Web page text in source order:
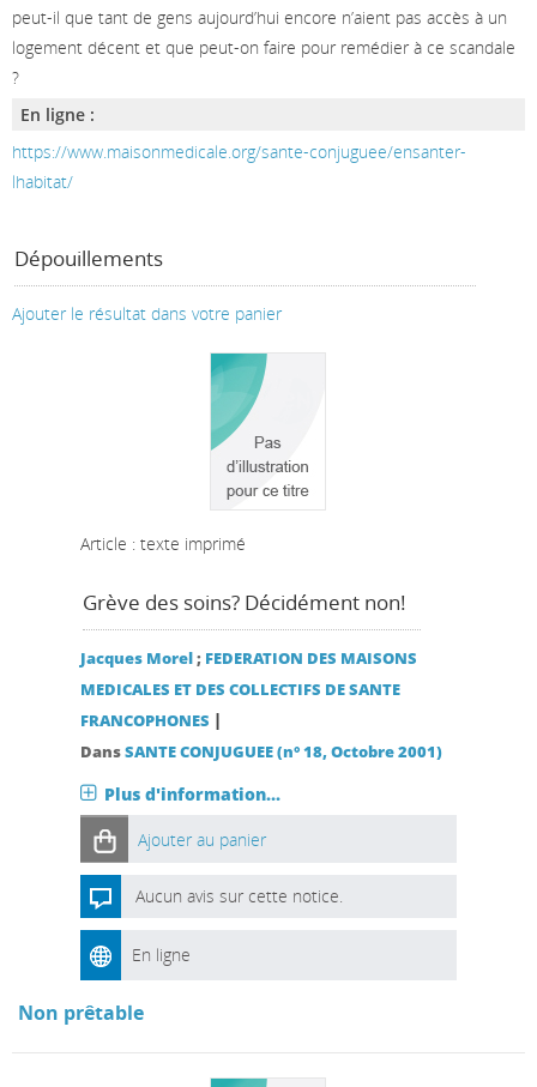
peut-il que tant de gens aujourd’hui encore n’aient pas accès à un
logement décent et que peut-on faire pour remédier à ce scandale
?
En ligne :
https://www.maisonmedicale.org/sante-conjuguee/ensanter-
lhabitat/
Dépouillements
Ajouter le résultat dans votre panier
Article : texte imprimé
Grève des soins? Décidément non!
Jacques Morel; FEDERATION DES MAISONS
MEDICALES ET DES COLLECTIFS DE SANTE
FRANCOPHONES |
DansSANTE CONJUGUEE (n° 18, Octobre 2001)
Plus d'information...
Ajouter au panier
Aucun avis sur cette notice.
En ligne
Non prêtable